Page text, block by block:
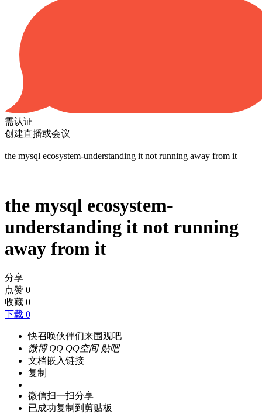
需认证
创建直播或会议
the mysql ecosystem-understanding it not running away from it
the mysql ecosystem-
understanding it not running
away from it
分享
点赞 0
收藏 0
下载 0
快召唤伙伴们来围观吧
微博 QQ QQ空间 贴吧
文档嵌入链接
复制
微信扫一扫分享
已成功复制到剪贴板